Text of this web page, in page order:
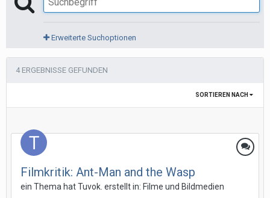
Erweiterte Suchoptionen
4 ERGEBNISSE GEFUNDEN
SORTIEREN NACH
Filmkritik: Ant-Man and the Wasp
ein Thema hatTuvok. erstellt in: Filme und Bildmedien